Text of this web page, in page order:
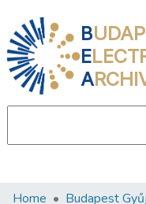
B
E
A
Communities &
Home Budapest